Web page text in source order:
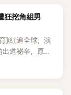
由李智惠、徐
男成員組成。不
出徐智英母親對
年解散。 團
力持續活躍演
的賞識有關。
婚後育有兩個
狂挖角組男
》紅遍全球，演
道祕辛，原來
偶像的一員。